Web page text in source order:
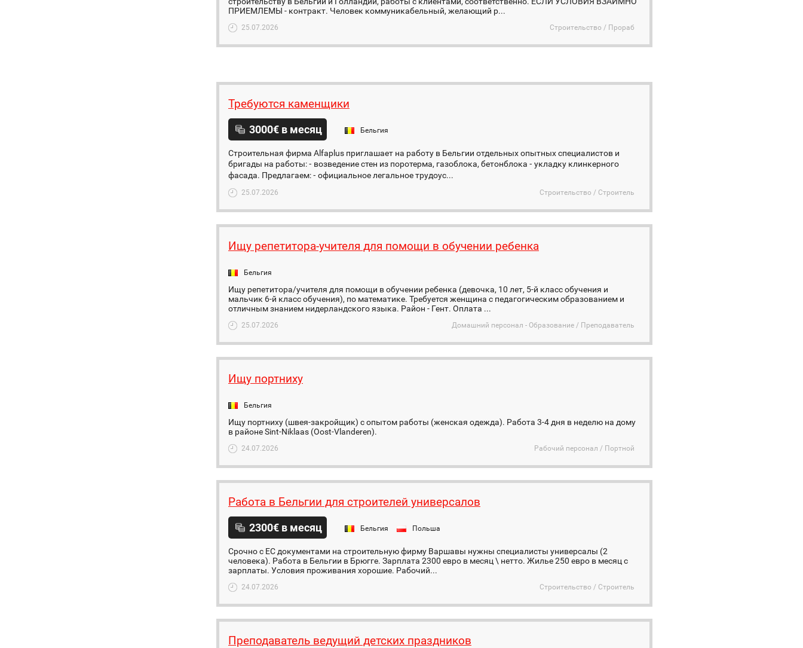
ПРИЕМЛЕМЫ - контракт. Человек коммуникабельный, желающий р...
25.07.2026 Строительство / Прораб
Требуются каменщики
3000€ в месяц Бельгия
Строительная фирма Alfaplus приглашает на работу в Бельгии отдельных опытных специалистов и
бригады на работы: ⁃ возведение стен из поротерма, газоблока, бетонблока ⁃ укладку клинкерного
фасада. Предлагаем: ⁃ официальное легальное трудоус...
25.07.2026 Строительство / Строитель
Ищу репетитора-учителя для помощи в обучении ребенка
Бельгия
Ищу репетитора/учителя для помощи в обучении ребенка (девочка, 10 лет, 5-й класс обучения и
мальчик 6-й класс обучения), по математике. Требуется женщина с педагогическим образованием и
отличным знанием нидерландского языка. Район - Гент. Оплата ...
25.07.2026 Домашний персонал - Образование / Преподаватель
Ищу портниху
Бельгия
Ищу портниху (швея-закройщик) с опытом работы (женская одежда). Работа 3-4 дня в неделю на дому
в районе Sint-Niklaas (Oost-Vlanderen).
24.07.2026 Рабочий персонал / Портной
Работа в Бельгии для строителей универсалов
2300€ в месяц Бельгия Польша
Срочно с ЕС документами на строительную фирму Варшавы нужны специалисты универсалы (2
человека). Работа в Бельгии в Брюгге. Зарплата 2300 евро в месяц \ нетто. Жилье 250 евро в месяц c
зарплаты. Условия проживания хорошие. Рабочий...
24.07.2026 Строительство / Строитель
Преподаватель ведущий детских праздников